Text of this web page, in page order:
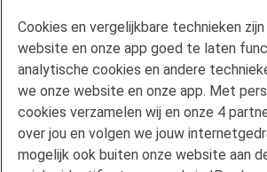
Veelgestelde vragen
Klachtenregeling
Privacyverklaring
Disclaimer
Gebruikersvoorwaarden FAN
Cookies en vergelijkbare technieken
website en onze app goed te laten
analytische cookies en andere
we onze website en onze app. Met
cookies verzamelen wij en onze 4
over jou en volgen we jouw
mogelijk ook buiten onze website aan